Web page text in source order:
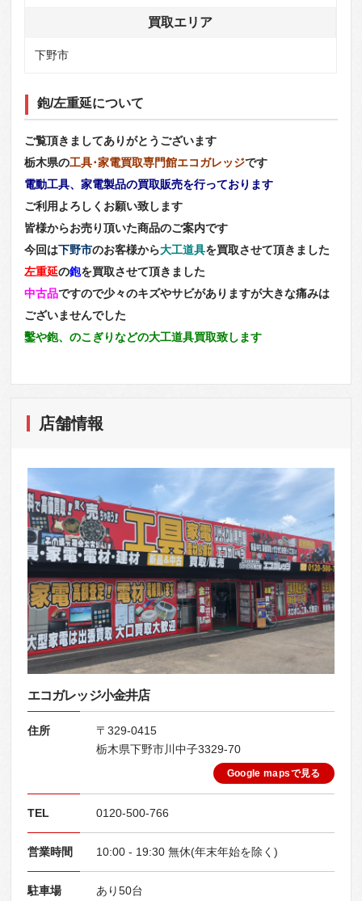
買取エリア
下野市
鉋/左重延について
ご覧頂きましてありがとうございます
栃木県の工具･家電買取専門館エコガレッジです
電動工具、家電製品の買取販売を行っております
ご利用よろしくお願い致します
皆様からお売り頂いた商品のご案内です
今回は下野市のお客様から大工道具を買取させて頂きました
左重延の鉋を買取させて頂きました
中古品ですので少々のキズやサビがありますが大きな痛みは
ございませんでした
鑿や鉋、のこぎりなどの大工道具買取致します
店舗情報
エコガレッジ小金井店
住所
〒329-0415
栃木県下野市川中子3329-70
Google mapsで見る
TEL 0120-500-766
営業時間 10:00 - 19:30 無休(年末年始を除く)
駐車場 あり50台